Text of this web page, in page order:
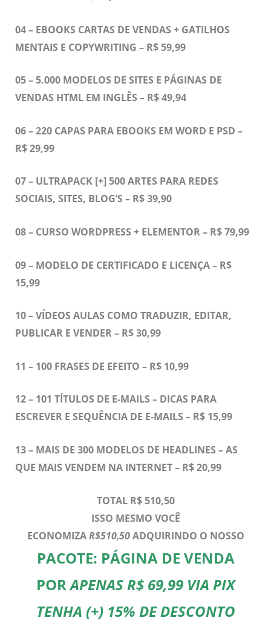
04 – EBOOKS CARTAS DE VENDAS + GATILHOS
MENTAIS E COPYWRITING – R$ 59,99
05 – 5.000 MODELOS DE SITES E PÁGINAS DE
VENDAS HTML EM INGLÊS – R$ 49,94
06 – 220 CAPAS PARA EBOOKS EM WORD E PSD –
R$ 29,99
07 – ULTRAPACK [+] 500 ARTES PARA REDES
SOCIAIS, SITES, BLOG’S – R$ 39,90
08 – CURSO WORDPRESS + ELEMENTOR – R$ 79,99
09 – MODELO DE CERTIFICADO E LICENÇA – R$
15,99
10 – VÍDEOS AULAS COMO TRADUZIR, EDITAR,
PUBLICAR E VENDER – R$ 30,99
11 – 100 FRASES DE EFEITO – R$ 10,99
12 – 101 TÍTULOS DE E-MAILS – DICAS PARA
ESCREVER E SEQUÊNCIA DE E-MAILS – R$ 15,99
13 – MAIS DE 300 MODELOS DE HEADLINES – AS
QUE MAIS VENDEM NA INTERNET – R$ 20,99
TOTAL R$ 510,50
ISSO MESMO VOCÊ
ECONOMIZAR$510,50ADQUIRINDO O NOSSO
PACOTE: PÁGINA DE VENDA
PORAPENAS R$ 69,99 VIA PIX
TENHA (+) 15% DE DESCONTO